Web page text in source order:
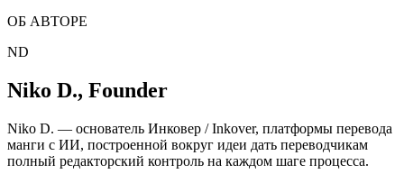
ОБ АВТОРЕ
ND
Niko D., Founder
Niko D. — основатель Инковер / Inkover, платформы перевода
манги с ИИ, построенной вокруг идеи дать переводчикам
полный редакторский контроль на каждом шаге процесса.